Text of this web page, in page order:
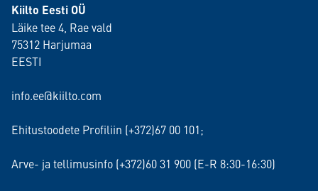
Kiilto Eesti OÜ
Läike tee 4, Rae vald
75312 Harjumaa
EESTI
info.ee@kiilto.com
Ehitustoodete Profiliin (+372)67 00 101;
Arve- ja tellimusinfo (+372)60 31 900 (E-R 8:30-16:30)